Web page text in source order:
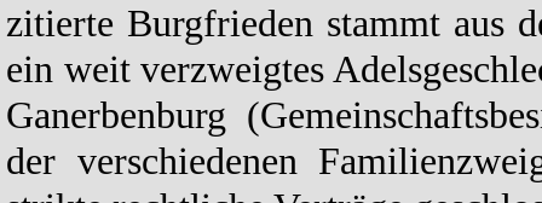
zitierte Burgfrieden stammt aus
ein weit verzweigtes
Ganerbenburg
der verschiedenen